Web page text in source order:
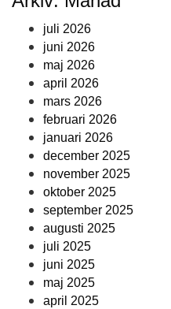
juli 2026
juni 2026
maj 2026
april 2026
mars 2026
februari 2026
januari 2026
december 2025
november 2025
oktober 2025
september 2025
augusti 2025
juli 2025
juni 2025
maj 2025
april 2025